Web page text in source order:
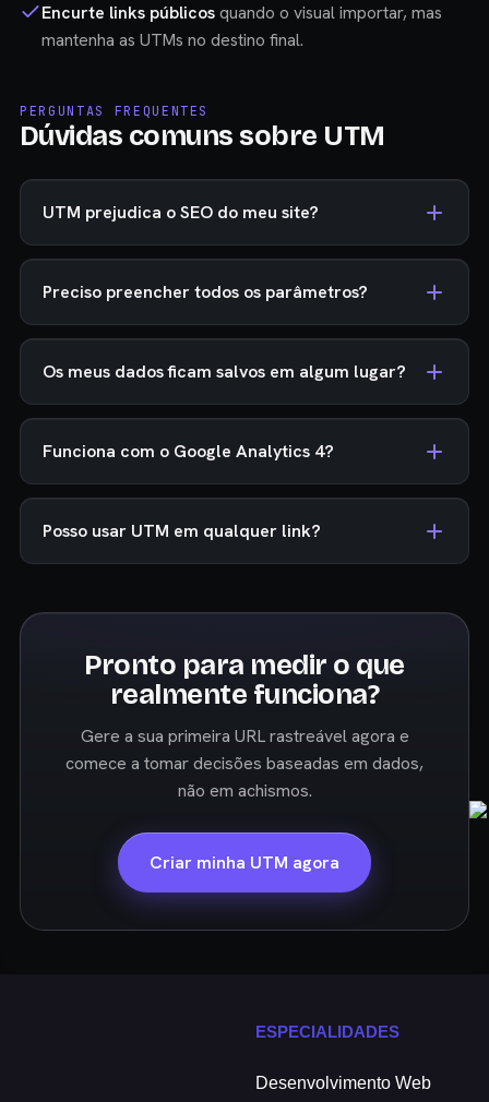
Encurte links públicosquando o visual importar, mas
mantenha as UTMs no destino final.
PERGUNTAS FREQUENTES
Dúvidas comuns sobre UTM
UTM prejudica o SEO do meu site?
Preciso preencher todos os parâmetros?
Os meus dados ficam salvos em algum lugar?
Funciona com o Google Analytics 4?
Posso usar UTM em qualquer link?
Pronto para medir o que
realmente funciona?
Gere a sua primeira URL rastreável agora e
comece a tomar decisões baseadas em dados,
não em achismos.
Criar minha UTM agora
ESPECIALIDADES
Desenvolvimento Web